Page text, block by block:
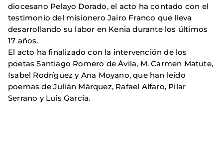
diocesano Pelayo Dorado, el acto ha contado con el
testimonio del misionero Jairo Franco que lleva
desarrollando su labor en Kenia durante los últimos
17 años.
El acto ha finalizado con la intervención de los
poetas Santiago Romero de Ávila, M. Carmen Matute,
Isabel Rodríguez y Ana Moyano, que han leído
poemas de Julián Márquez, Rafael Alfaro, Pilar
Serrano y Luis García.